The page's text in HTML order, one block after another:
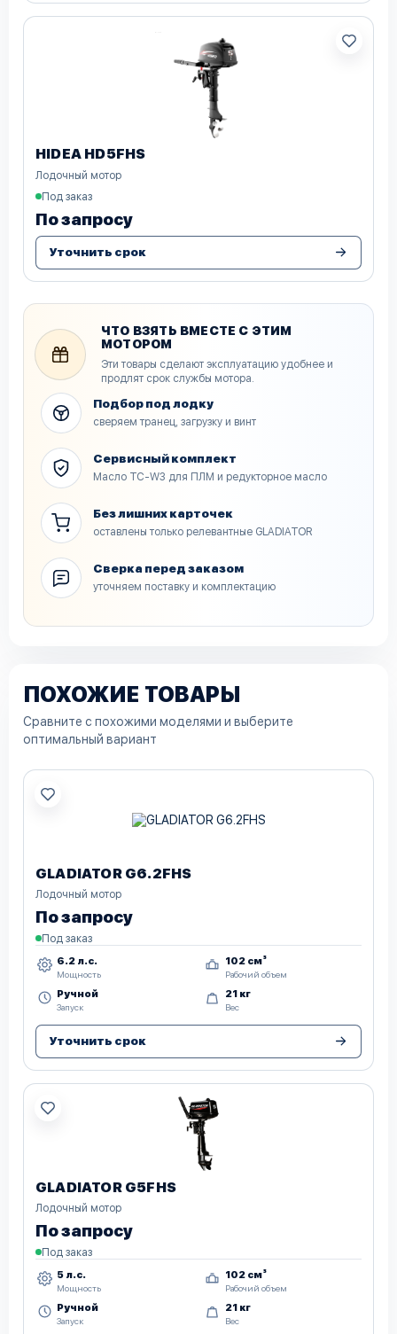
HIDEA HD5FHS
Лодочный мотор
Под заказ
По запросу
Уточнить срок
ЧТО ВЗЯТЬ ВМЕСТЕ С ЭТИМ
МОТОРОМ
Эти товары сделают эксплуатацию удобнее и
продлят срок службы мотора.
Подбор под лодку
сверяем транец, загрузку и винт
Сервисный комплект
Масло TC-W3 для ПЛМ и редукторное масло
Без лишних карточек
оставлены только релевантные GLADIATOR
Сверка перед заказом
уточняем поставку и комплектацию
ПОХОЖИЕ ТОВАРЫ
Сравните с похожими моделями и выберите
оптимальный вариант
GLADIATOR G6.2FHS
Лодочный мотор
По запросу
Под заказ
6.2 л.с.
Мощность
102 см³
Рабочий объем
Ручной
Запуск
21 кг
Вес
Уточнить срок
GLADIATOR G5FHS
Лодочный мотор
По запросу
Под заказ
5 л.с.
Мощность
102 см³
Рабочий объем
Ручной
Запуск
21 кг
Вес